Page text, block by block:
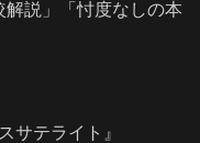
説」「忖度なしの本
サテライト』